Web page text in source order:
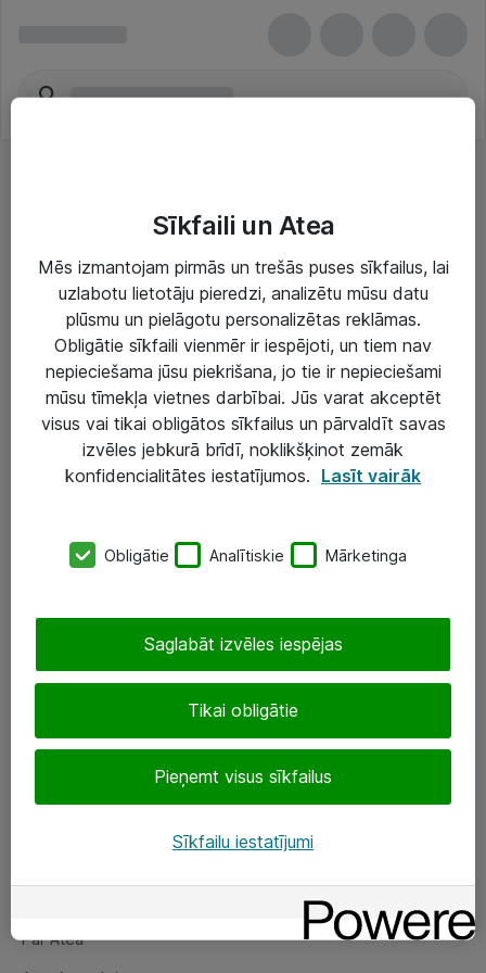
Risinājumi & Pakalpojumi
IT serviss un atbalsts
IT infrastruktūra
Darba vietu IT risinājumi
Serveri un datu centri
SIA „ATEA”
eShop@atea.lv
Sekojiet mums
Par Atea
Par Atea
Sīkfaili un Atea
Mēs izmantojam pirmās un trešās puses sīkfailus, lai
uzlabotu lietotāju pieredzi, analizētu mūsu datu
plūsmu un pielāgotu personalizētas reklāmas.
Obligātie sīkfaili vienmēr ir iespējoti, un tiem nav
nepieciešama jūsu piekrišana, jo tie ir nepieciešami
mūsu tīmekļa vietnes darbībai. Jūs varat akceptēt
visus vai tikai obligātos sīkfailus un pārvaldīt savas
izvēles jebkurā brīdī, noklikšķinot zemāk
konfidencialitātes iestatījumos. Lasīt vairāk
Obligātie Analītiskie Mārketinga
Tikai obligātie
Pieņemt visus sīkfailus
Saglabāt izvēles iespējas
Sīkfailu iestatījumi